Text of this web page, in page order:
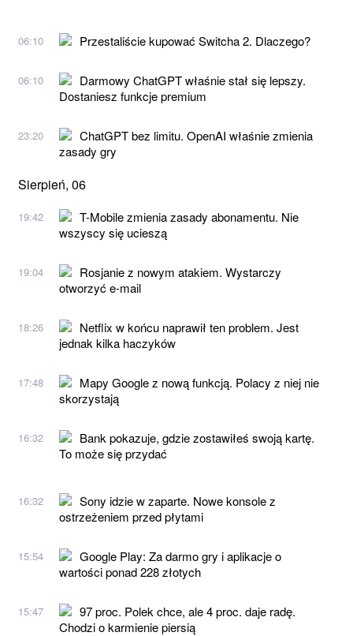
06:10 Przestaliście kupować Switcha 2. Dlaczego?
06:10
Darmowy ChatGPT właśnie stał się lepszy.
Dostaniesz funkcje premium
23:20
ChatGPT bez limitu. OpenAI właśnie zmienia
zasady gry
Sierpień, 06
19:42
T-Mobile zmienia zasady abonamentu. Nie
wszyscy się ucieszą
19:04
Rosjanie z nowym atakiem. Wystarczy
otworzyć e-mail
18:26
Netflix w końcu naprawił ten problem. Jest
jednak kilka haczyków
17:48
Mapy Google z nową funkcją. Polacy z niej nie
skorzystają
16:32
Bank pokazuje, gdzie zostawiłeś swoją kartę.
To może się przydać
16:32
Sony idzie w zaparte. Nowe konsole z
ostrzeżeniem przed płytami
15:54
Google Play: Za darmo gry i aplikacje o
wartości ponad 228 złotych
15:47
97 proc. Polek chce, ale 4 proc. daje radę.
Chodzi o karmienie piersią